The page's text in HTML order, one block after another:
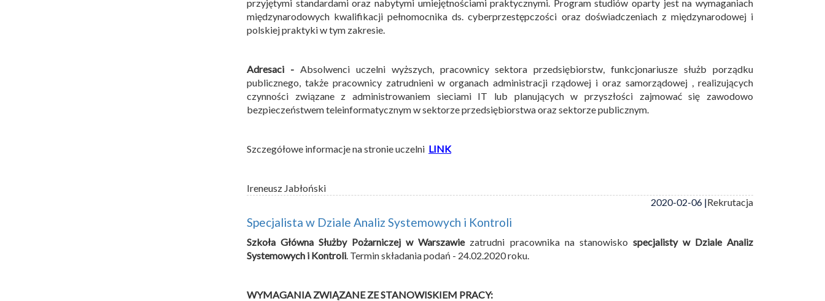
przyjętymi standardami oraz nabytymi umiejętnościami praktycznymi. Program studiów oparty jest na wymaganiach
międzynarodowych kwalifikacji pełnomocnika ds. cyberprzestępczości oraz doświadczeniach z międzynarodowej i
polskiej praktyki w tym zakresie.
Adresaci -Absolwenci uczelni wyższych, pracownicy sektora przedsiębiorstw, funkcjonariusze służb porządku
publicznego, także pracownicy zatrudnieni w organach administracji rządowej i oraz samorządowej , realizujących
czynności związane z administrowaniem sieciami IT lub planujących w przyszłości zajmować się zawodowo
bezpieczeństwem teleinformatycznym w sektorze przedsiębiorstwa oraz sektorze publicznym.
Szczegółowe informacje na stronie uczelni LINK
Ireneusz Jabłoński
2020-02-06 |Rekrutacja
Specjalista w Dziale Analiz Systemowych i Kontroli
Szkoła Główna Służby Pożarniczej w Warszawiezatrudni pracownika na stanowisko specjalisty w Dziale Analiz
Systemowych i Kontroli. Termin składania podań - 24.02.2020 roku.
WYMAGANIA ZWIĄZANE ZE STANOWISKIEM PRACY: